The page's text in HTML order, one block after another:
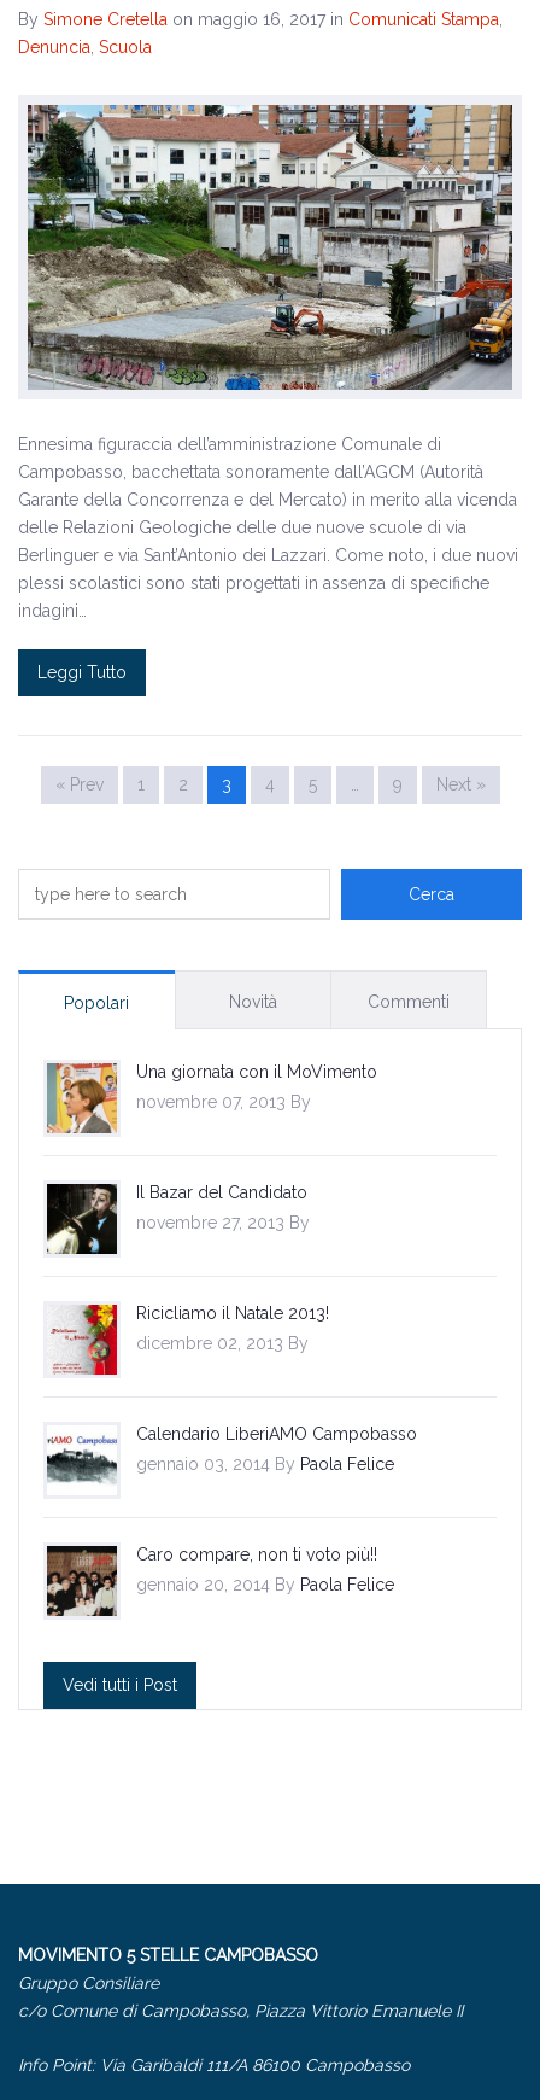
By Simone Cretella on maggio 16, 2017 in Comunicati Stampa
Denuncia Scuola
Ennesima figuraccia dell’amministrazione Comunale di
Campobasso, bacchettata sonoramente dall’AGCM (Autorità
Garante della Concorrenza e del Mercato) in merito alla vicenda
delle Relazioni Geologiche delle due nuove scuole di via
Berlinguer e via Sant’Antonio dei Lazzari. Come noto, i due nuovi
plessi scolastici sono stati progettati in assenza di specifiche
indagini…
Leggi Tutto
« Prev 1 2 3 4 5 9 Next »
Popolari Novità Commenti
Una giornata con il MoVimento
novembre 07, 2013 By
Il Bazar del Candidato
novembre 27, 2013 By
Ricicliamo il Natale 2013!
dicembre 02, 2013 By
Calendario LiberiAMO Campobasso
gennaio 03, 2014 By Paola Felice
Caro compare, non ti voto più!!
gennaio 20, 2014 By Paola Felice
Vedi tutti i Post
MOVIMENTO 5 STELLE CAMPOBASSO
Gruppo Consiliare
c/o Comune di Campobasso, Piazza Vittorio Emanuele II
Info Point: Via Garibaldi 111/A 86100 Campobasso